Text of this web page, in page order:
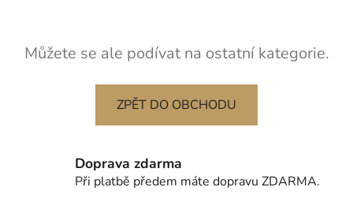
Můžete se ale podívat na ostatní kategorie.
ZPĚT DO OBCHODU
Doprava zdarma
Při platbě předem máte dopravu ZDARMA.